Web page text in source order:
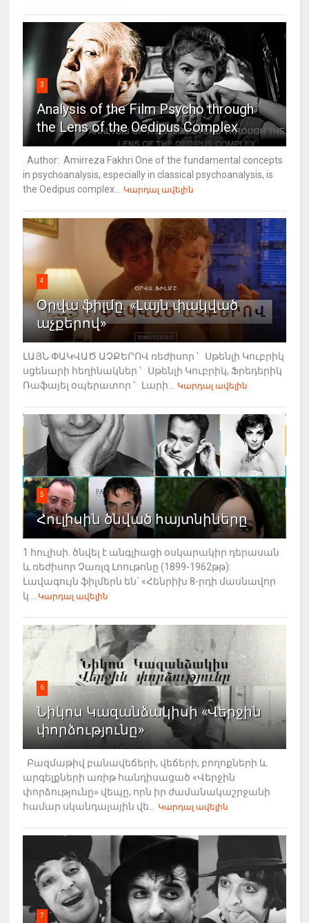
3
Analysis of the Film Psycho through
the Lens of the Oedipus Complex
Author: Amirreza Fakhri One of the fundamental concepts
in psychoanalysis, especially in classical psychoanalysis, is
the Oedipus complex...
Կարդալ ավելին
4
Օրվա ֆիլմը. «Լայն փակված
աչքերով»
ԼԱՅՆ ՓԱԿՎԱԾ ԱՉՔԵՐՈՎ ռեժիսոր ՝ Սթենլի Կուբրիկ
սցենարի հեղինակներ ՝ Սթենլի Կուբրիկ, Ֆրեդերիկ
Ռաֆայել օպերատոր ՝ Լարի...
Կարդալ ավելին
5
Հուլիսին ծնված հայտնիները
1 հուլիսի. ծնվել է անգլիացի օսկարակիր դերասան
և ռեժիսոր Չառլզ Լոութոնը (1899-1962թթ):
Լավագույն ֆիլմերն են` «Հենրիխ 8-րդի մասնավոր
կ...
Կարդալ ավելին
6
Նիկոս Կազանձակիսի «Վերջին
փորձությունը»
Բազմաթիվ բանավեճերի, վեճերի, բողոքների և
արգելքների առիթ հանդիսացած «Վերջին
փորձությունը» վեպը, որն իր ժամանակաշրջանի
համար սկանդալային վե...
Կարդալ ավելին
7